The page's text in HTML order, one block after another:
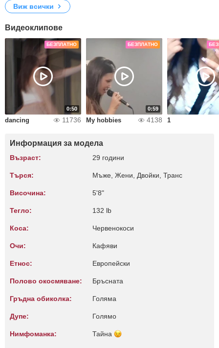
Виж всички
Видеоклипове
БЕЗПЛАТНО
0:50
dancing 11736
БЕЗПЛАТНО
0:59
My hobbies 4138 1
Информация за модела
Възраст: 29 години
Търся: Мъже, Жени, Двойки, Транс
Височина: 5'8"
Тегло: 132 lb
Коса: Червенокоси
Очи: Кафяви
Етнос: Европейски
Полово окосмяване: Бръсната
Гръдна обиколка: Голяма
Дупе: Голямо
Нимфоманка: Тайна